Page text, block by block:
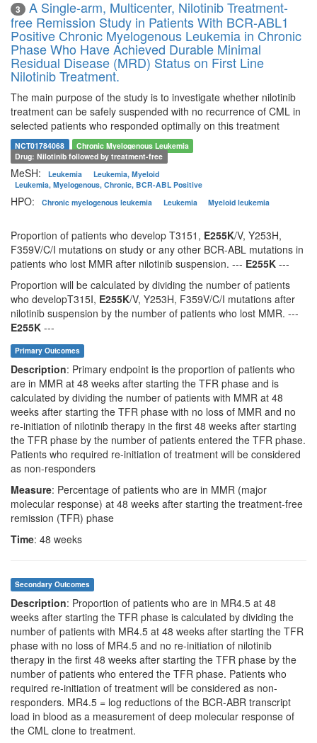
3
A Single-arm, Multicenter, Nilotinib Treatment-
free Remission Study in Patients With BCR-ABL1
Positive Chronic Myelogenous Leukemia in Chronic
Phase Who Have Achieved Durable Minimal
Residual Disease (MRD) Status on First Line
Nilotinib Treatment.
The main purpose of the study is to investigate whether nilotinib
treatment can be safely suspended with no recurrence of CML in
selected patients who responded optimally on this treatment
NCT01784068
Chronic Myelogenous Leukemia
Drug: Nilotinib followed by treatment-free
MeSH: Leukemia
Leukemia, Myeloid
Leukemia, Myelogenous, Chronic, BCR-ABL Positive
HPO: Chronic myelogenous leukemia Leukemia Myeloid leukemia
Proportion of patients who develop T3151, E255K/V, Y253H,
F359V/C/I mutations on study or any other BCR-ABL mutations in
patients who lost MMR after nilotinib suspension. --- E255K ---
Proportion will be calculated by dividing the number of patients
who developT315I, E255K/V, Y253H, F359V/C/I mutations after
nilotinib suspension by the number of patients who lost MMR. ---
E255K ---
Primary Outcomes
Description: Primary endpoint is the proportion of patients who
are in MMR at 48 weeks after starting the TFR phase and is
calculated by dividing the number of patients with MMR at 48
weeks after starting the TFR phase with no loss of MMR and no
re-initiation of nilotinib therapy in the first 48 weeks after starting
the TFR phase by the number of patients entered the TFR phase.
Patients who required re-initiation of treatment will be considered
as non-responders
Measure: Percentage of patients who are in MMR (major
molecular response) at 48 weeks after starting the treatment-free
remission (TFR) phase
Time: 48 weeks
Secondary Outcomes
Description: Proportion of patients who are in MR4.5 at 48
weeks after starting the TFR phase is calculated by dividing the
number of patients with MR4.5 at 48 weeks after starting the TFR
phase with no loss of MR4.5 and no re-initiation of nilotinib
therapy in the first 48 weeks after starting the TFR phase by the
number of patients who entered the TFR phase. Patients who
required re-initiation of treatment will be considered as non-
responders. MR4.5 = log reductions of the BCR-ABR transcript
load in blood as a measurement of deep molecular response of
the CML clone to treatment.